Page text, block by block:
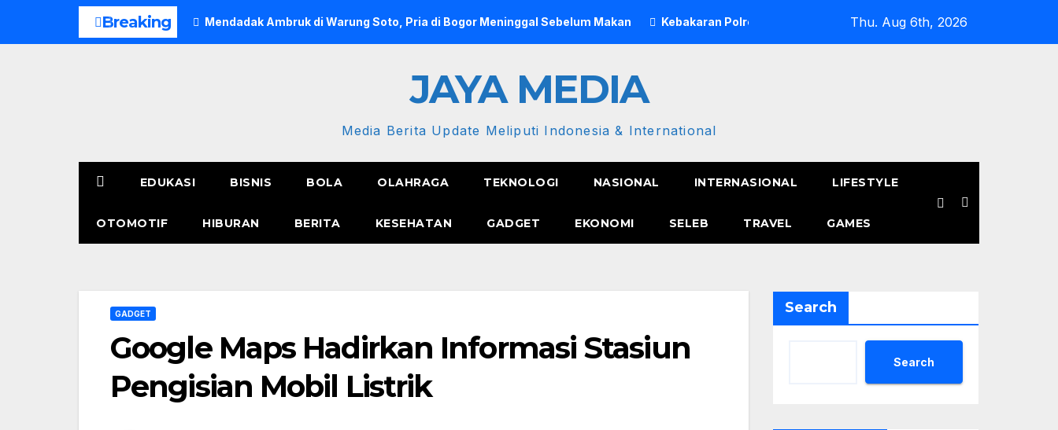
Breaking Mendadak Ambruk di Warung Soto, Pria di Bogor Meninggal Sebelum Makan Kebakaran Polres Metro Jakarta Barat Hebohkan Pagi Hari, Ini Fakta
Thu. Aug 6th, 2026
JAYA MEDIA
Media Berita Update Meliputi Indonesia & International
EDUKASI BISNIS BOLA OLAHRAGA TEKNOLOGI NASIONAL INTERNASIONAL LIFESTYLE
OTOMOTIF HIBURAN BERITA KESEHATAN GADGET EKONOMI SELEB TRAVEL GAMES
GADGET
Google Maps Hadirkan Informasi Stasiun
Pengisian Mobil Listrik
Search
Search